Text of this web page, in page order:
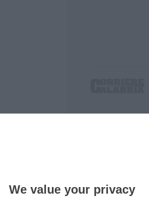
We value your privacy
P.IVA.
Iscrizione